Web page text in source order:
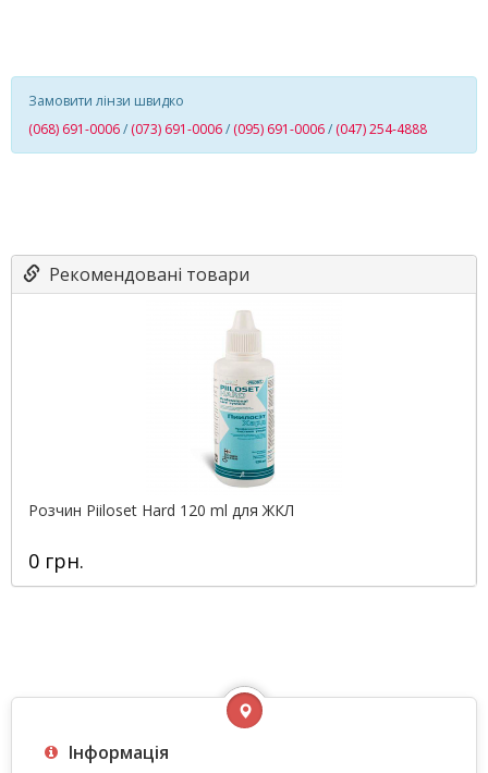
Замовити лінзи швидко
(068) 691-0006/ (073) 691-0006/ (095) 691-0006/ (047) 254-4888
Рекомендовані товари
Розчин Piiloset Hard 120 ml для ЖКЛ
0 грн.
Інформація